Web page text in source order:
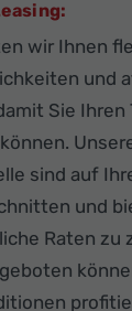
wir Ihnen
und
Sie Ihren
sind auf
und
Raten zu